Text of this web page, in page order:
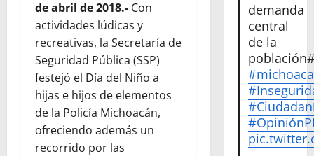
de abril de 2018.- Con
actividades lúdicas y
recreativas, la Secretaría de
Seguridad Pública (SSP)
festejó el Día del Niño a
hijas e hijos de elementos
de la Policía Michoacán,
ofreciendo además un
recorrido por las
demanda
central
de la